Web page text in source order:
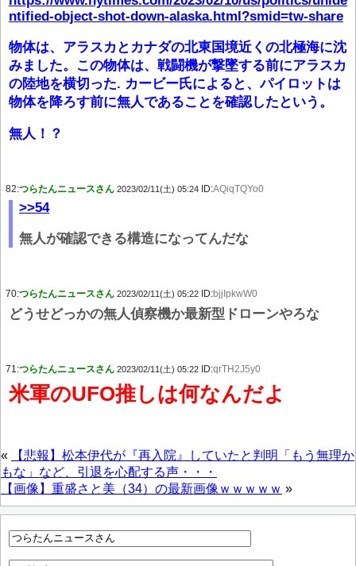
ntified-object-shot-down-alaska.html?smid=tw-share
物体は、アラスカとカナダの北東国境近くの北極海に沈
みました。この物体は、戦闘機が撃墜する前にアラスカ
の陸地を横切った. カービー氏によると、パイロットは
物体を降ろす前に無人であることを確認したという。
無人！？
82:つらたんニュースさん 2023/02/11(土) 05:24 ID:AQiqTQYo0
>>54
無人が確認できる構造になってんだな
70:つらたんニュースさん 2023/02/11(土) 05:22 ID:bjjIpkwW0
どうせどっかの無人偵察機か最新型ドローンやろな
71:つらたんニュースさん 2023/02/11(土) 05:22 ID:qrTH2J5y0
米軍のUFO推しは何なんだよ
«
【悲報】松本伊代が『再入院』していたと判明「もう無理か
もな」など、引退を心配する声・・・
【画像】重盛さと美（34）の最新画像ｗｗｗｗｗ »